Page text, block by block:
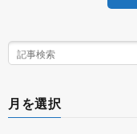
月を選択